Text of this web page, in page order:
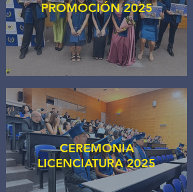
PROMOCIÓN 2025
CEREMONIA
LICENCIATURA 2025